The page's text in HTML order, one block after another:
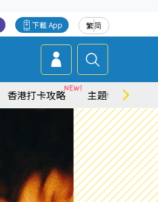
繁简
下載 App
香港打卡攻略 主題特集